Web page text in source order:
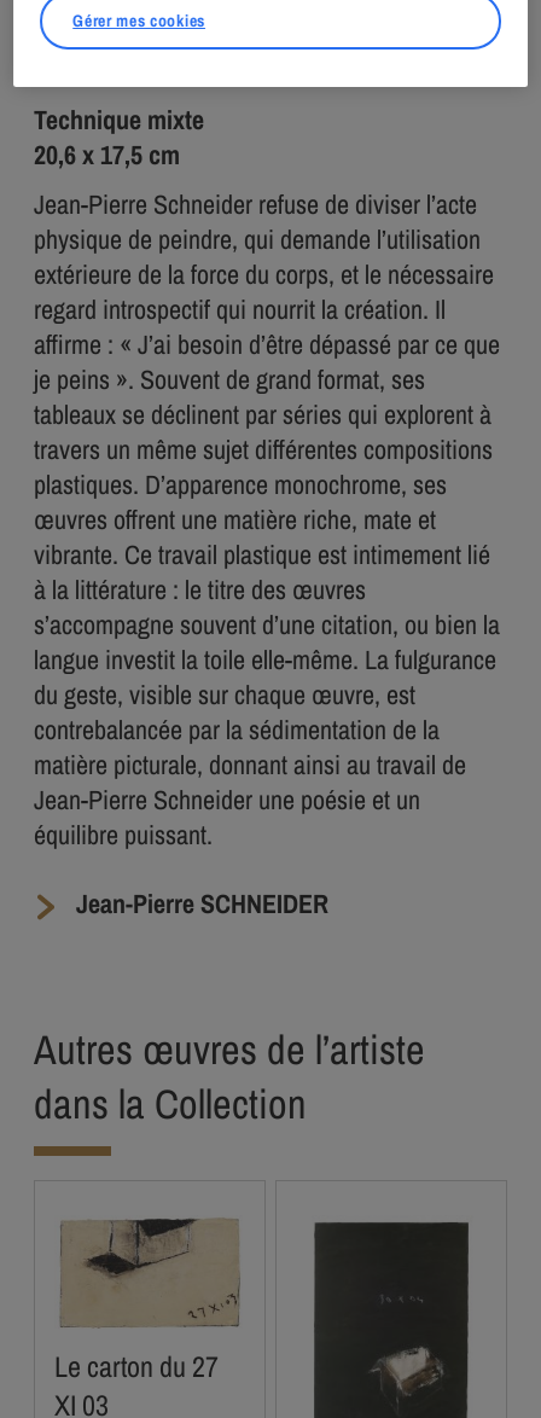
2017
Technique mixte
20,6 x 17,5 cm
Jean-Pierre Schneider refuse de diviser l’acte
physique de peindre, qui demande l’utilisation
extérieure de la force du corps, et le nécessaire
regard introspectif qui nourrit la création. Il
affirme : « J’ai besoin d’être dépassé par ce que
je peins ». Souvent de grand format, ses
tableaux se déclinent par séries qui explorent à
travers un même sujet différentes compositions
plastiques. D’apparence monochrome, ses
œuvres offrent une matière riche, mate et
vibrante. Ce travail plastique est intimement lié
à la littérature : le titre des œuvres
s’accompagne souvent d’une citation, ou bien la
langue investit la toile elle-même. La fulgurance
du geste, visible sur chaque œuvre, est
contrebalancée par la sédimentation de la
matière picturale, donnant ainsi au travail de
Jean-Pierre Schneider une poésie et un
équilibre puissant.
Jean-Pierre SCHNEIDER
Autres œuvres de l’artiste
dans la Collection
Le carton du 27
XI 03
Gérer mes cookies